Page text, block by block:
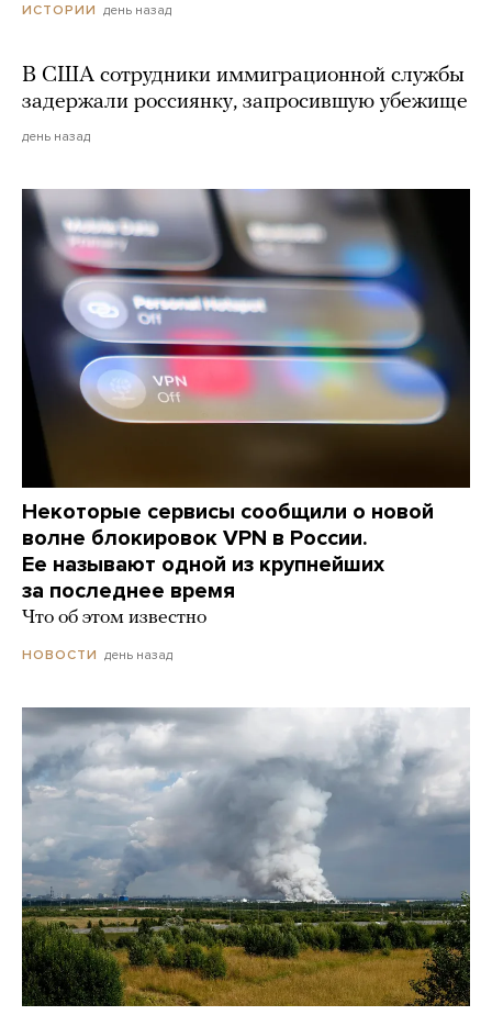
ИСТОРИИ день назад
В США сотрудники иммиграционной службы
задержали россиянку, запросившую убежище
день назад
Некоторые сервисы сообщили о новой
волне блокировок VPN в России.
Ее называют одной из крупнейших
за последнее время
Что об этом известно
НОВОСТИ день назад